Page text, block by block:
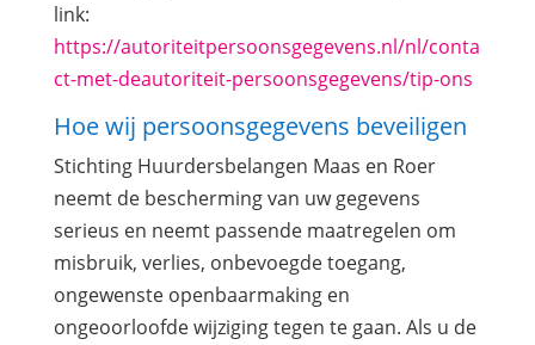
link:
https://autoriteitpersoonsgegevens.nl/nl/conta
ct-met-deautoriteit-persoonsgegevens/tip-ons
Hoe wij persoonsgegevens beveiligen
Stichting Huurdersbelangen Maas en Roer
neemt de bescherming van uw gegevens
serieus en neemt passende maatregelen om
misbruik, verlies, onbevoegde toegang,
ongewenste openbaarmaking en
ongeoorloofde wijziging tegen te gaan. Als u de